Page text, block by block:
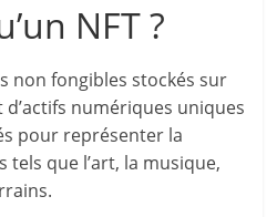
NFT ?
non fongibles stockés sur
d’actifs numériques uniques
pour représenter la
tels que l’art, la musique,